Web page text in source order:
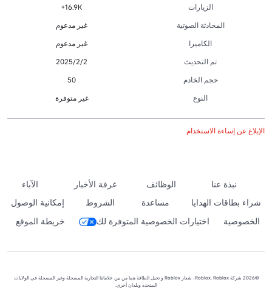
الزيارات
16.9K+
المحادثة الصوتية
غير مدعوم
الكاميرا
غير مدعوم
تم التحديث
2‏/2‏/2025
حجم الخادم
50
النوع
غير متوفرة
الإبلاغ عن إساءة الاستخدام
نبذة عنا الوظائف غرفة الأخبار
الآباء
شراء بطاقات الهدايا
مساعدة الشروط
إمكانية الوصول
الخصوصية
اختيارات الخصوصية المتوفرة لك خريطة الموقع
©2026 شركة Roblox. Roblox، شعار Roblox و تخيل الطاقة هما من بين علاماتنا التجارية المسجلة وغير المسجلة في الولايات
المتحدة وبلدان أخرى.